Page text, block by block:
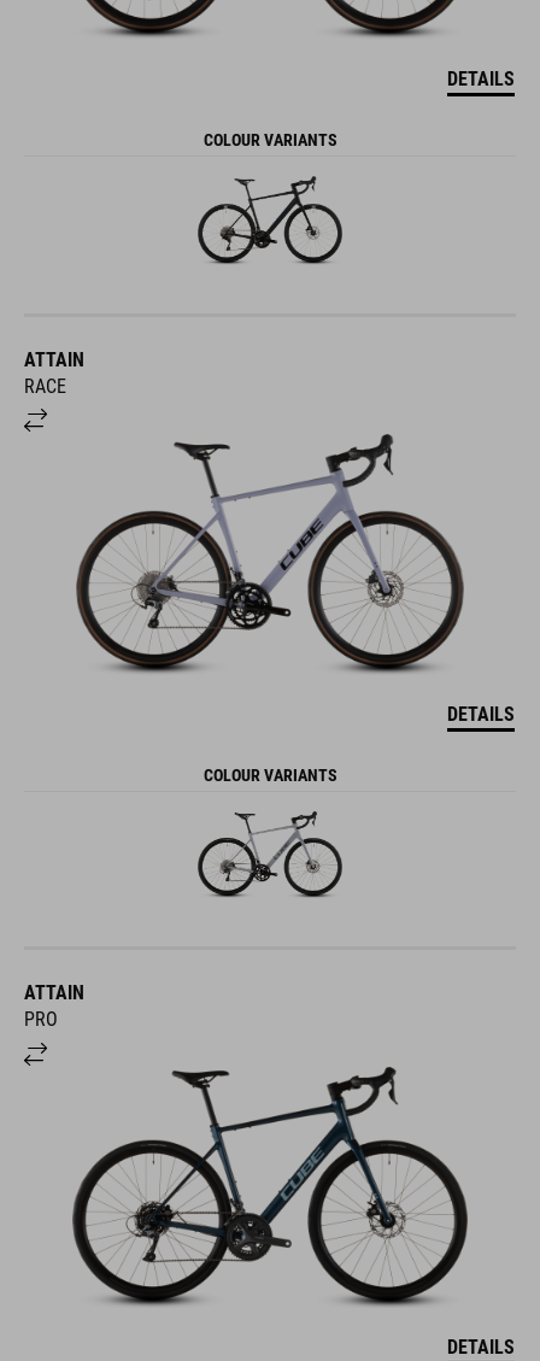
DETAILS
COLOUR VARIANTS
ATTAIN
RACE
DETAILS
COLOUR VARIANTS
ATTAIN
PRO
DETAILS